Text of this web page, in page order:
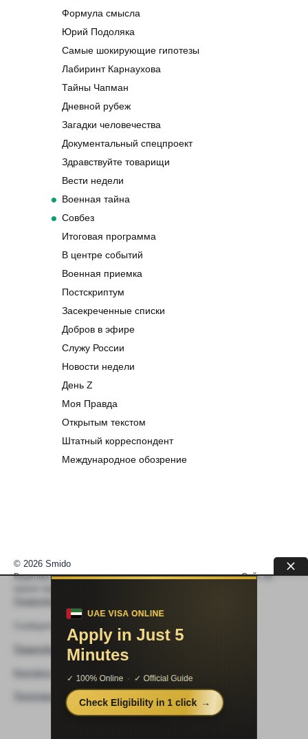
Формула смысла
Юрий Подоляка
Самые шокирующие гипотезы
Лабиринт Карнаухова
Тайны Чапман
Дневной рубеж
Загадки человечества
Документальный спецпроект
Здравствуйте товарищи
Вести недели
Военная тайна
Совбез
Итоговая программа
В центре событий
Военная приемка
Постскриптум
Засекреченные списки
Добров в эфире
Служу России
Новости недели
День Z
Моя Правда
Открытым текстом
Штатный корреспондент
Международное обозрение
© 2026 Smido
Видеоматериалы встраиваются из открытых источников. Сайт не
Видео не работает
Правообладателям
Политика конфиденциальности